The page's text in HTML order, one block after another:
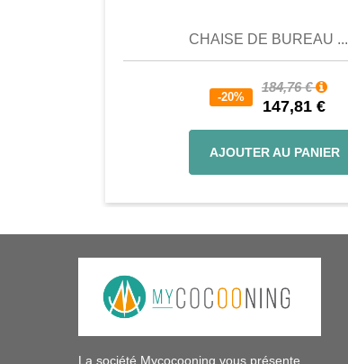
CHAISE DE BUREAU ...
-20%
184,76 €
147,81 €
AJOUTER AU PANIER
La société Mycocooning vous présente